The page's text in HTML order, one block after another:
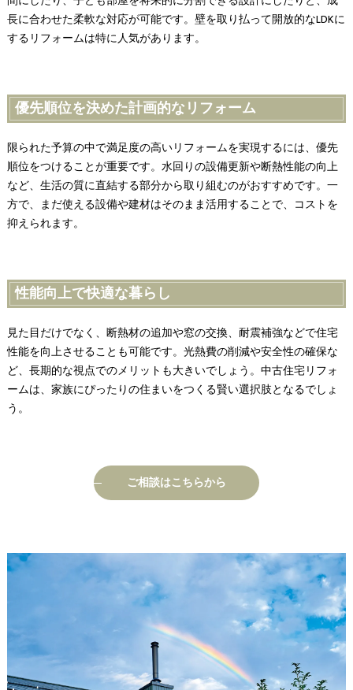
長に合わせた柔軟な対応が可能です。壁を取り払って開放的なLDKに
するリフォームは特に人気があります。
優先順位を決めた計画的なリフォーム
限られた予算の中で満足度の高いリフォームを実現するには、優先
順位をつけることが重要です。水回りの設備更新や断熱性能の向上
など、生活の質に直結する部分から取り組むのがおすすめです。一
方で、まだ使える設備や建材はそのまま活用することで、コストを
抑えられます。
性能向上で快適な暮らし
見た目だけでなく、断熱材の追加や窓の交換、耐震補強などで住宅
性能を向上させることも可能です。光熱費の削減や安全性の確保な
ど、長期的な視点でのメリットも大きいでしょう。中古住宅リフォ
ームは、家族にぴったりの住まいをつくる賢い選択肢となるでしょ
う。
ご相談はこちらから